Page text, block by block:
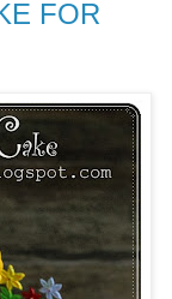
FOR